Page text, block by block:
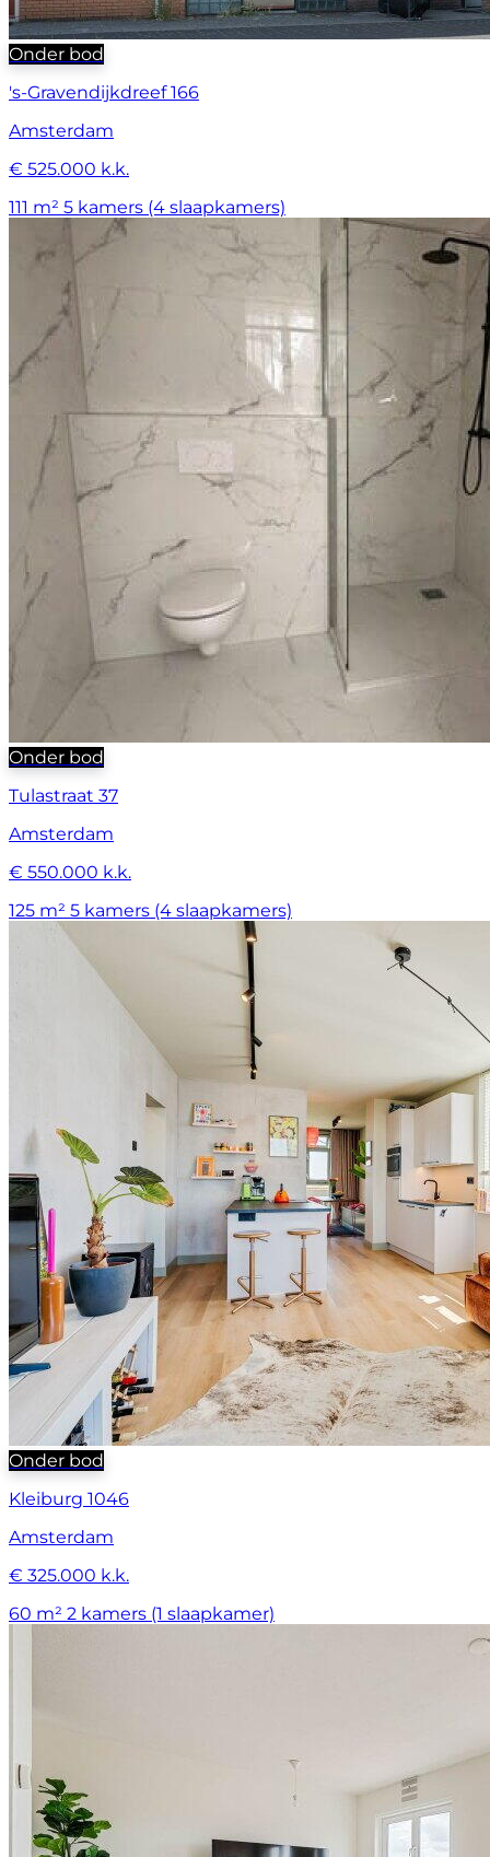
Onder bod
's-Gravendijkdreef 166
Amsterdam
€ 525.000 k.k.
111 m² 5 kamers (4 slaapkamers)
Onder bod
Tulastraat 37
Amsterdam
€ 550.000 k.k.
125 m² 5 kamers (4 slaapkamers)
Onder bod
Kleiburg 1046
Amsterdam
€ 325.000 k.k.
60 m² 2 kamers (1 slaapkamer)